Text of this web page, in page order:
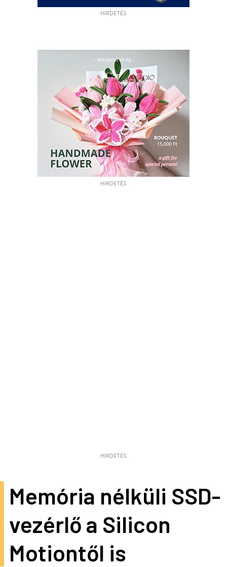
HIRDETÉS
HIRDETÉS
HIRDETÉS
Memória nélküli SSD-
vezérlő a Silicon
Motiontől is